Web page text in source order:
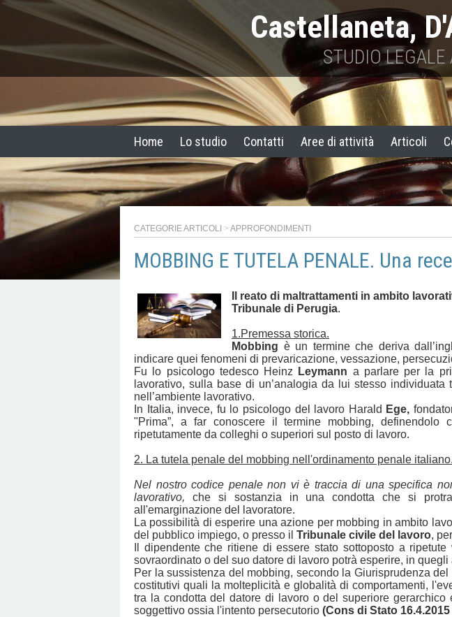
Castellaneta,
STUDIO
Home Lo studio Contatti Aree di attività Articoli
CATEGORIE ARTICOLI > APPROFONDIMENTI
MOBBING E TUTELA PENALE. Una
Il reato di maltrattamenti in ambito
Tribunale di Perugia.
1.Premessa storica.
Mobbing è un termine che deriva
indicare quei fenomeni di prevaricazione, vessazione,
Fu lo psicologo tedesco Heinz
Leymann a parlare per la
lavorativo, sulla base di un’analogia da lui stesso
nell’ambiente lavorativo.
In Italia, invece, fu lo psicologo del lavoro Harald Ege,
"Prima”, a far conoscere il termine mobbing, definendolo
ripetutamente da colleghi o superiori sul posto di lavoro.
2. La tutela penale del mobbing nell'ordinamento penale
Nel nostro codice penale non vi è traccia di una specifica
lavorativo, che si sostanzia in una condotta che si
all'emarginazione del lavoratore.
La possibilità di esperire una azione per mobbing in ambito
del pubblico impiego, o presso il Tribunale civile del lavoro,
Il dipendente che ritiene di essere stato sottoposto a
sovraordinato o del suo datore di lavoro potrà esperire, in
Per la sussistenza del mobbing, secondo la Giurisprudenza
costitutivi quali la molteplicità e globalità di comportamenti,
tra la condotta del datore di lavoro o del superiore
soggettivo ossia l'intento persecutorio (Cons di Stato 16.4.2015